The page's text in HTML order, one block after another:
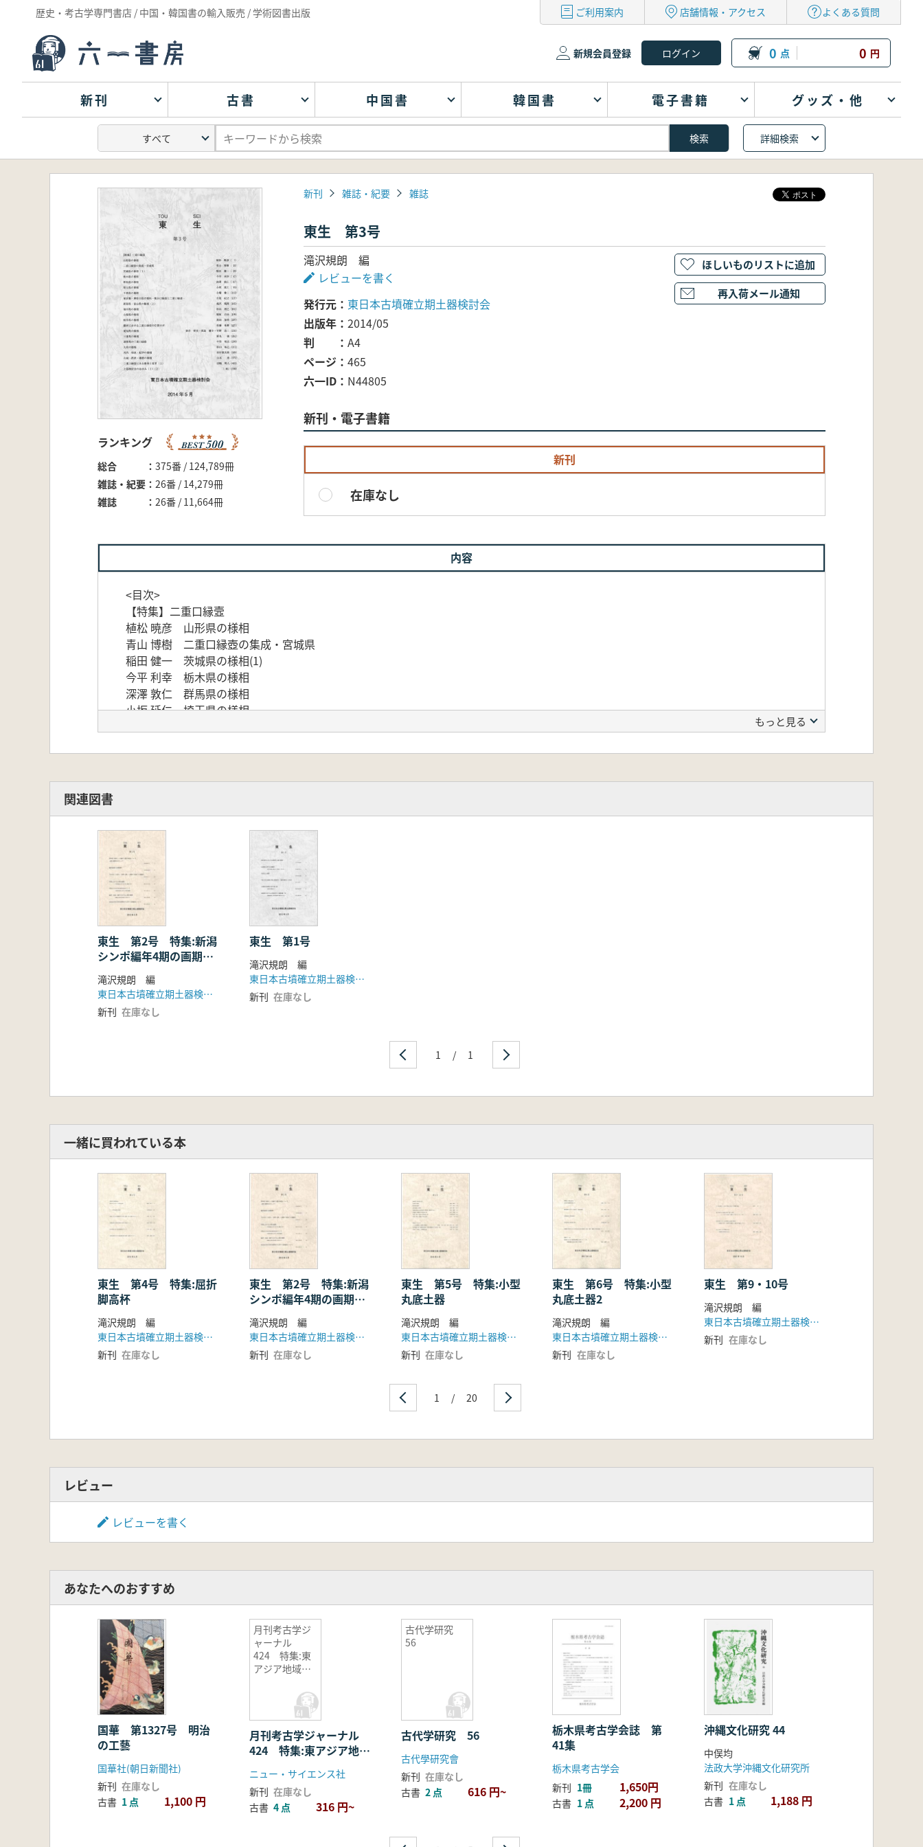
歴史・考古学専門書店 / 中国・韓国書の輸入販売 / 学術図書出版 ご利用案内 店舗情報・アクセス よくある質問
新規会員登録 0 点 0 円
新刊 古書 中国書 韓国書 電子書籍 グッズ・他
詳細検索
ランキング
総合
375番 / 124,789冊
雑誌・紀要
26番 / 14,279冊
雑誌
26番 / 11,664冊
新刊 雑誌・紀要 雑誌
東生 第3号
滝沢規朗 編
レビューを書く
発行元
東日本古墳確立期土器検討会
出版年
2014/05
判
A4
ページ
465
六一ID
N44805
新刊・電子書籍
新刊
在庫なし
ほしいものリストに追加
再入荷メール通知
内容
<目次>
【特集】二重口縁壼
植松 暁彦 山形県の様相
青山 博樹 二重口縁壺の集成・宮城県
稲田 健一 茨城県の様相(1)
今平 利幸 栃木県の様相
深澤 敦仁 群馬県の様相
小坂 延仁 埼玉県の様相
滝沢 規朗 新潟県・富山県の様相(上)
酒井 将史・西島 庸介・早野 浩二 愛知県の様相
新名 強 三重県の様相
中居 和志 滋賀県の二重口縁壺
杉山 拓己 大和の様相
市村慎太郎 河内・和泉・紀伊の様相
山本 亮 山城・摂津・播磨の様相
田嶋 明人 二重口縁壼にみる推移と変革(上)
土器検討会のあゆみ(1)(2)
もっと見る
関連図書
東生 第2号 特集:新潟
シンポ編年4期の画期に
ついて
滝沢規朗 編
東日本古墳確立期土器検討会
新刊 在庫なし
東生 第1号
滝沢規朗 編
東日本古墳確立期土器検討会
新刊 在庫なし
1 / 1
一緒に買われている本
東生 第4号 特集:屈折
脚高杯
滝沢規朗 編
東日本古墳確立期土器検討会
新刊 在庫なし
東生 第2号 特集:新潟
シンポ編年4期の画期に
ついて
滝沢規朗 編
東日本古墳確立期土器検討会
新刊 在庫なし
東生 第5号 特集:小型
丸底土器
滝沢規朗 編
東日本古墳確立期土器検討会
新刊 在庫なし
東生 第6号 特集:小型
丸底土器2
滝沢規朗 編
東日本古墳確立期土器検討会
新刊 在庫なし
東生 第9・10号
滝沢規朗 編
東日本古墳確立期土器検討会
新刊 在庫なし
1 / 20
レビュー
レビューを書く
あなたへのおすすめ
国華 第1327号 明治
の工藝
国華社(朝日新聞社)
新刊 在庫なし
古書 1 点 1,100 円
月刊考古学ジ
ャーナル
424 特集:東
アジア地域の
月刊考古学ジャーナル
424 特集:東アジア地域
ニュー・サイエンス社
新刊 在庫なし
古書 4 点 316 円~
古代学研究
56
古代学研究 56
古代學研究會
新刊 在庫なし
古書 2 点 616 円~
栃木県考古学会誌 第
41集
栃木県考古学会
新刊 1冊 1,650円
古書 1 点 2,200 円
沖縄文化研究 44
中俣均
法政大学沖縄文化研究所
新刊 在庫なし
古書 1 点 1,188 円